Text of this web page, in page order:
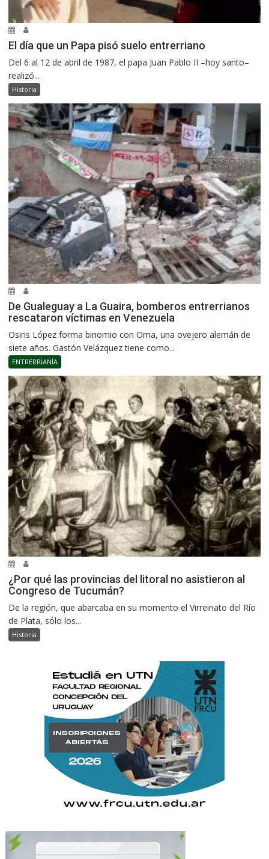
El día que un Papa pisó suelo entrerriano
Del 6 al 12 de abril de 1987, el papa Juan Pablo II –hoy santo–
realizó...
Historia
De Gualeguay a La Guaira, bomberos entrerrianos
rescataron víctimas en Venezuela
Osiris López forma binomio con Oma, una ovejero alemán de
siete años. Gastón Velázquez tiene como...
ENTRERRIANÍA
¿Por qué las provincias del litoral no asistieron al
Congreso de Tucumán?
De la región, que abarcaba en su momento el Virreinato del Río
de Plata, sólo los...
Historia